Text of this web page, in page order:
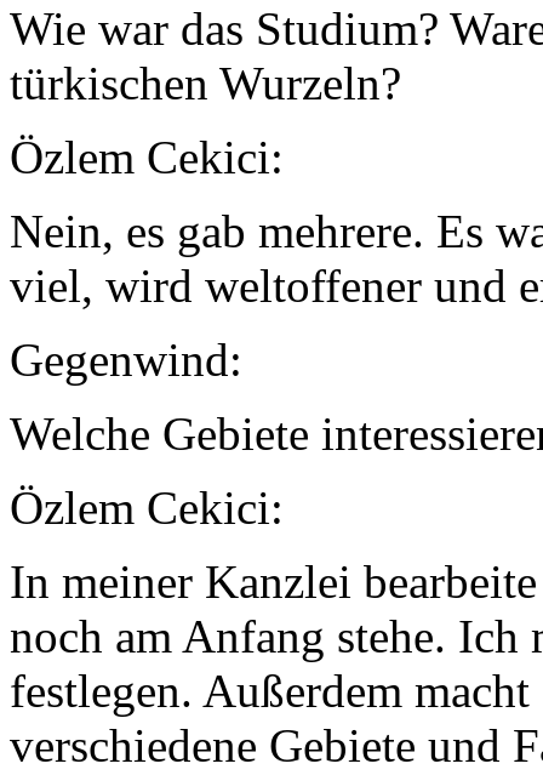
Wie war das Studium?
türkischen Wurzeln?
Özlem Cekici:
Nein, es gab mehrere. Es
viel, wird weltoffener und
Gegenwind:
Welche Gebiete
Özlem Cekici:
In meiner Kanzlei
noch am Anfang stehe.
festlegen. Außerdem
verschiedene Gebiete und